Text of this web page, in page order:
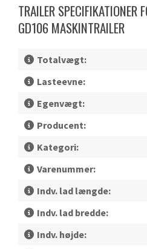
TRAILER SPECIFIKATIONER
GD106 MASKINTRAILER
Totalvægt:
Lasteevne:
Egenvægt:
Producent:
Kategori:
Varenummer:
Indv. lad længde:
Indv. lad bredde:
Indv. højde: